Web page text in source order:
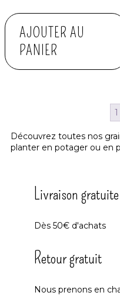
AJOUTER AU
PANIER
1
Découvrez toutes nos
planter en potager ou en
Livraison gratuite
Dès 50€ d'achats
Retour gratuit
Nous prenons en